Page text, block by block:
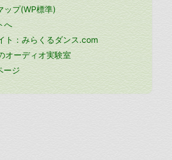
ップ(WP標準)
へ
ト：みらくるダンス.com
オーディオ実験室
ージ